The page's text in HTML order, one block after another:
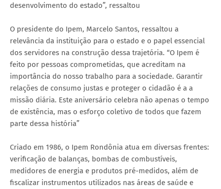
desenvolvimento do estado”, ressaltou
O presidente do Ipem, Marcelo Santos, ressaltou a
relevância da instituição para o estado e o papel essencial
dos servidores na construção dessa trajetória. “O Ipem é
feito por pessoas comprometidas, que acreditam na
importância do nosso trabalho para a sociedade. Garantir
relações de consumo justas e proteger o cidadão é a a
missão diária. Este aniversário celebra não apenas o tempo
de existência, mas o esforço coletivo de todos que fazem
parte dessa história”
Criado em 1986, o Ipem Rondônia atua em diversas frentes:
verificação de balanças, bombas de combustíveis,
medidores de energia e produtos pré-medidos, além de
fiscalizar instrumentos utilizados nas áreas de saúde e